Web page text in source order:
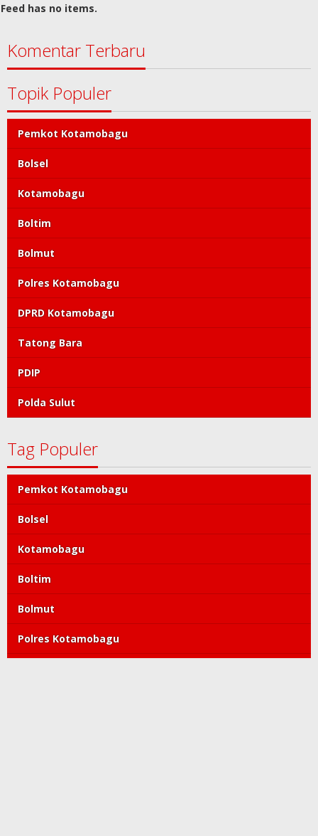
Feed has no items.
Komentar Terbaru
Topik Populer
Pemkot Kotamobagu
Bolsel
Kotamobagu
Boltim
Bolmut
Polres Kotamobagu
DPRD Kotamobagu
Tatong Bara
PDIP
Polda Sulut
Tag Populer
Pemkot Kotamobagu
Bolsel
Kotamobagu
Boltim
Bolmut
Polres Kotamobagu